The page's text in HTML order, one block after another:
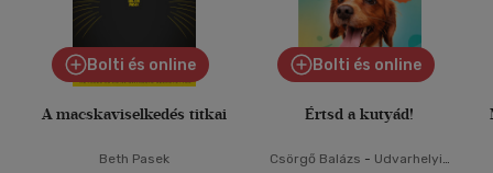
Bolti és online
A macskaviselkedés titkai
Beth Pasek
Bolti és online
Értsd a kutyád!
Csörgő Balázs - Udvarhelyi-